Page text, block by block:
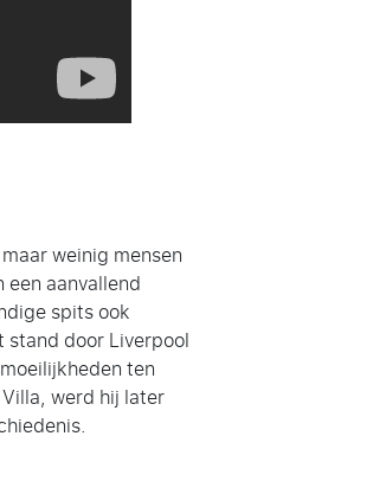
weinig mensen
aanvallend
spits ook
door Liverpool
ten
werd hij later